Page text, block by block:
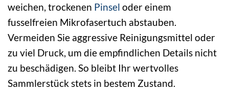
weichen, trockenen Pinsel oder einem
fusselfreien Mikrofasertuch abstauben.
Vermeiden Sie aggressive Reinigungsmittel oder
zu viel Druck, um die empfindlichen Details nicht
zu beschädigen. So bleibt Ihr wertvolles
Sammlerstück stets in bestem Zustand.